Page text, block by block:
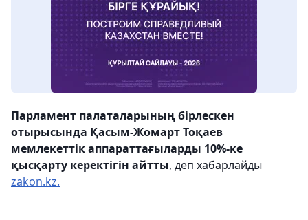
Парламент палаталарының бірлескен
отырысында Қасым-Жомарт Тоқаев
мемлекеттік аппараттағыларды 10%-ке
қысқарту керектігін айтты, деп хабарлайды
zakon.kz.